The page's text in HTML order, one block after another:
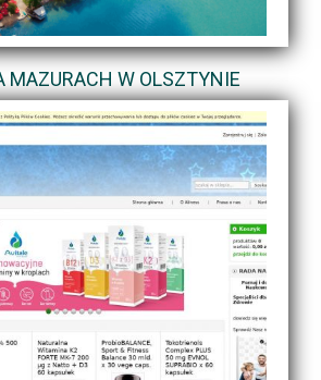
MAZURACH W OLSZTYNIE